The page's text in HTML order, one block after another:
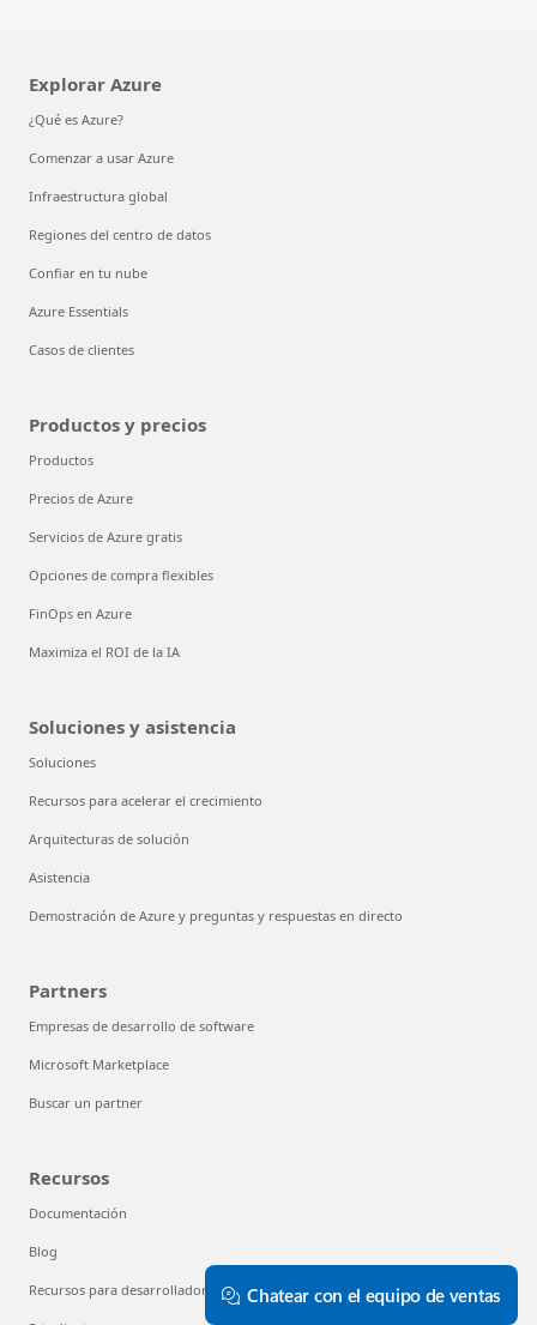
Explorar Azure
¿Qué es Azure?
Comenzar a usar Azure
Infraestructura global
Regiones del centro de datos
Confiar en tu nube
Azure Essentials
Casos de clientes
Productos y precios
Productos
Precios de Azure
Servicios de Azure gratis
Opciones de compra flexibles
FinOps en Azure
Maximiza el ROI de la IA
Soluciones y asistencia
Soluciones
Recursos para acelerar el crecimiento
Arquitecturas de solución
Asistencia
Demostración de Azure y preguntas y respuestas en directo
Partners
Empresas de desarrollo de software
Microsoft Marketplace
Buscar un partner
Recursos
Documentación
Blog
Recursos para desarrolladores Chatear con el equipo de ventas